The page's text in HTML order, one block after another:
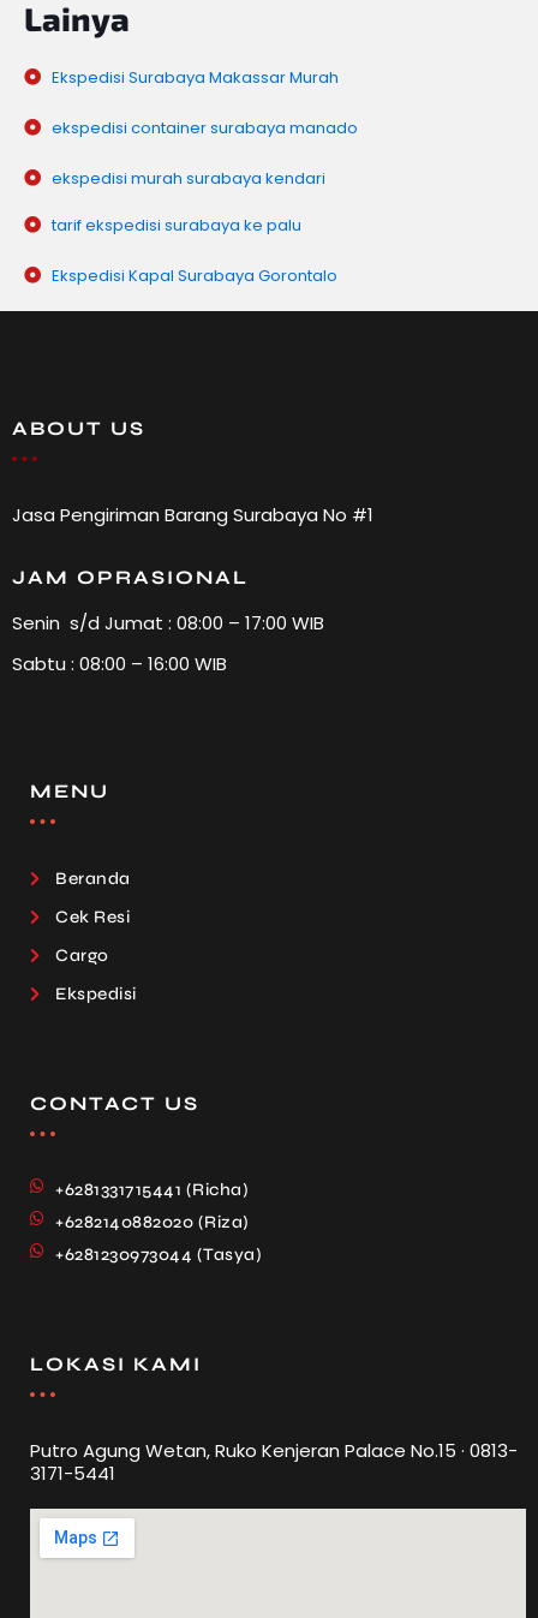
Lainya
Ekspedisi Surabaya Makassar Murah
ekspedisi container surabaya manado
ekspedisi murah surabaya kendari
tarif ekspedisi surabaya ke palu
Ekspedisi Kapal Surabaya Gorontalo
ABOUT US
Jasa Pengiriman Barang Surabaya No #1
JAM OPRASIONAL
Senin s/d Jumat : 08:00 – 17:00 WIB
Sabtu : 08:00 – 16:00 WIB
MENU
Beranda
Cek Resi
Cargo
Ekspedisi
CONTACT US
+6281331715441 (Richa)
+6282140882020 (Riza)
+6281230973044 (Tasya)
LOKASI KAMI
Putro Agung Wetan, Ruko Kenjeran Palace No.15 · 0813-
3171-5441